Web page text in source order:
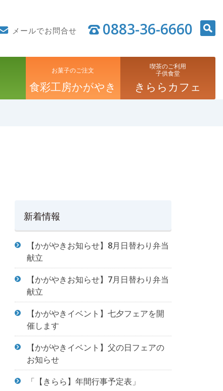
メールでお問合せ 0883-36-6660
お菓子のご注文
食彩工房かがやき
喫茶のご利用
子供食堂
きららカフェ
新着情報
【かがやきお知らせ】8月日替わり弁当
献立
【かがやきお知らせ】7月日替わり弁当
献立
【かがやきイベント】七夕フェアを開
催します
【かがやきイベント】父の日フェアの
お知らせ
「【きらら】年間行事予定表」